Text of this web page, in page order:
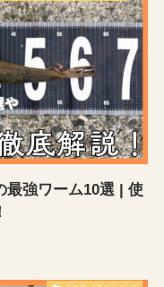
最強ワーム10選 | 使